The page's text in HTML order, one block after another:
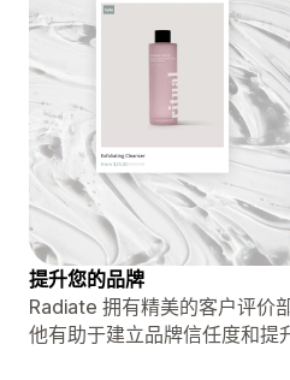
提升您的品牌
Radiate 拥有精美的客户评价
他有助于建立品牌信任度和提